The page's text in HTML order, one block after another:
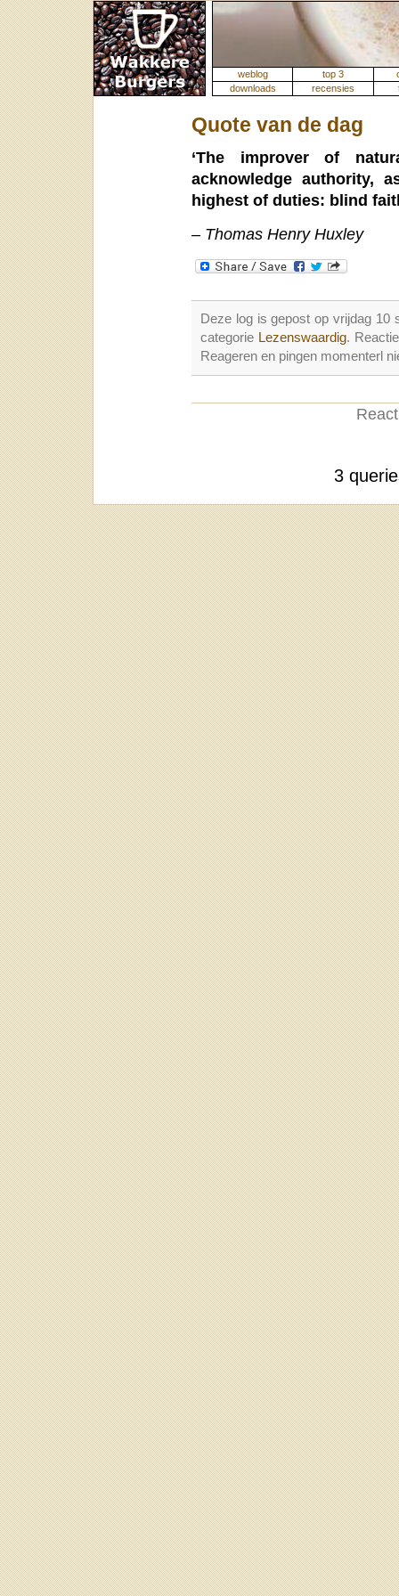
weblog top 3
downloads
recensies
Quote van de dag
‘The improver of
acknowledge authority,
highest of duties: blind
– Thomas Henry Huxley
Deze log is gepost op vrijdag 10
categorie Lezenswaardig.
Reageren en pingen momenterl
3